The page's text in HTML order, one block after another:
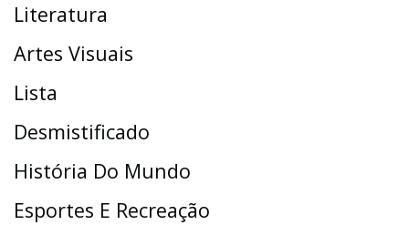
Literatura
Artes Visuais
Lista
Desmistificado
História Do Mundo
Esportes E Recreação